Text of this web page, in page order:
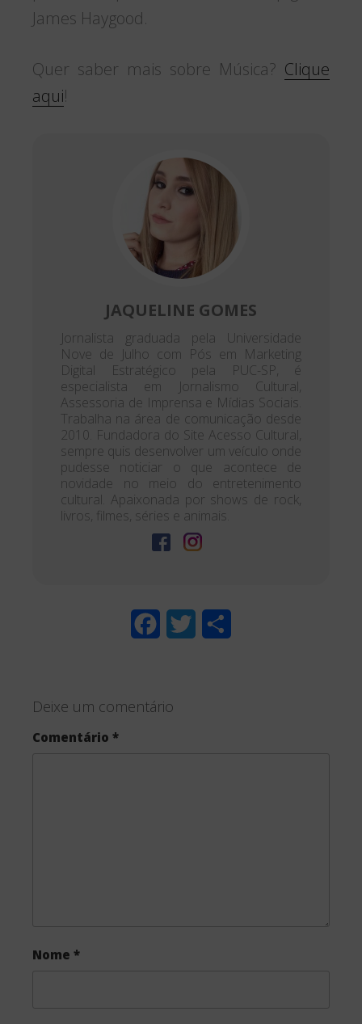
James Haygood.
Quer saber mais sobre Música? Clique
aqui!
JAQUELINE GOMES
Jornalista graduada pela Universidade
Nove de Julho com Pós em Marketing
Digital Estratégico pela PUC-SP, é
especialista em Jornalismo Cultural,
Assessoria de Imprensa e Mídias Sociais.
Trabalha na área de comunicação desde
2010. Fundadora do Site Acesso Cultural,
sempre quis desenvolver um veículo onde
pudesse noticiar o que acontece de
novidade no meio do entretenimento
cultural. Apaixonada por shows de rock,
livros, filmes, séries e animais.
e
Deixe um comentário
Comentário *
Nome *